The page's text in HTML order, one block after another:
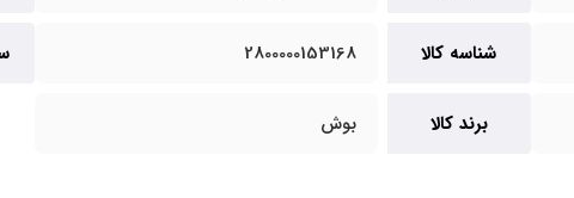
شناسه کالا 2800000153168
برند کالا بوش